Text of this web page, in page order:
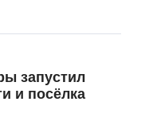
запустил
и посёлка